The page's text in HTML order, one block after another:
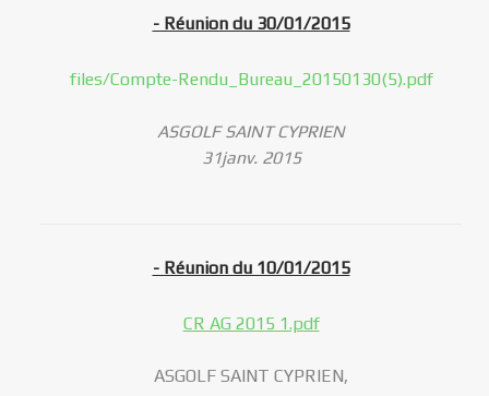
- Réunion du 30/01/2015
files/Compte-Rendu_Bureau_20150130(5).pdf
ASGOLF SAINT CYPRIEN
31janv. 2015
- Réunion du 10/01/2015
CR AG 2015 1.pdf
ASGOLF SAINT CYPRIEN,